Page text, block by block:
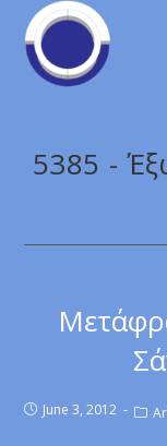
5385 -
June 3, 2012